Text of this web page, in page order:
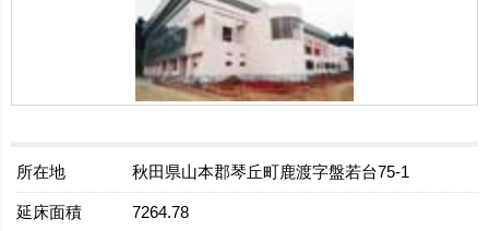
所在地 秋田県山本郡琴丘町鹿渡字盤若台75-1
延床面積 7264.78